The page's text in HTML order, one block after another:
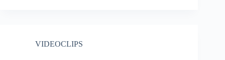
VIDEOCLIPS